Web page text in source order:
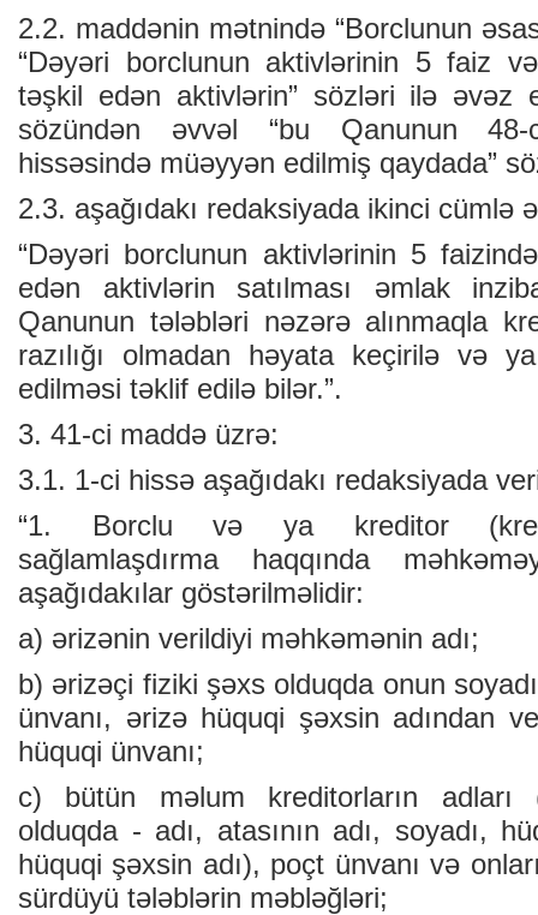
2.2. maddənin mətnində “Borclunun
“Dəyəri borclunun aktivlərinin 5 faiz
təşkil edən aktivlərin” sözləri ilə əvəz
sözündən əvvəl “bu Qanunun
hissəsində müəyyən edilmiş qaydada”
2.3. aşağıdakı redaksiyada ikinci cümlə
“Dəyəri borclunun aktivlərinin 5
edən aktivlərin satılması əmlak
Qanunun tələbləri nəzərə alınmaqla
razılığı olmadan həyata keçirilə və
edilməsi təklif edilə bilər.”.
3. 41-ci maddə üzrə:
3.1. 1-ci hissə aşağıdakı redaksiyada
“1. Borclu və ya kreditor
sağlamlaşdırma haqqında
aşağıdakılar göstərilməlidir:
a) ərizənin verildiyi məhkəmənin adı;
b) ərizəçi fiziki şəxs olduqda onun
ünvanı, ərizə hüquqi şəxsin adından
hüquqi ünvanı;
c) bütün məlum kreditorların
olduqda - adı, atasının adı, soyadı,
hüquqi şəxsin adı), poçt ünvanı və
sürdüyü tələblərin məbləğləri;